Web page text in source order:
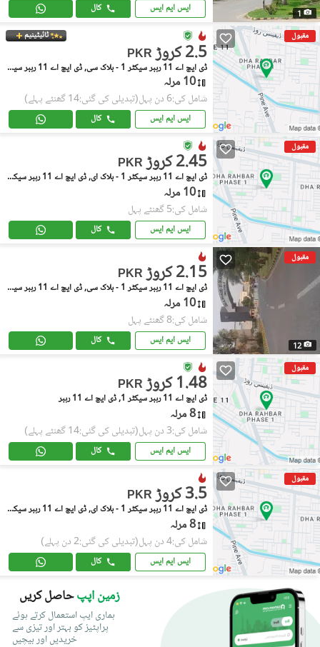
1 ایس ایم ایس کال
مقبول ٹائیٹینیم
PKR 2.5 کروڑ
ڈی ایچ اے 11 رہبر سیکٹر 1 - بلاک سی, ڈی ایچ اے 11 رہبر سیکٹر 1
10 مرلہ
شامل کی:6 دن پہل (تبدیلی کی گئی:14 گھنٹے پہلے)
ایس ایم ایس کال
مقبول
PKR 2.45 کروڑ
ڈی ایچ اے 11 رہبر سیکٹر 1 - بلاک ای, ڈی ایچ اے 11 رہبر سیکٹر 1
10 مرلہ
شامل کی:5 گھنٹے پہل
ایس ایم ایس کال
مقبول
12
PKR 2.15 کروڑ
ڈی ایچ اے 11 رہبر سیکٹر 1 - بلاک سی, ڈی ایچ اے 11 رہبر سیکٹر 1
10 مرلہ
شامل کی:8 گھنٹے پہل
ایس ایم ایس کال
مقبول
PKR 1.48 کروڑ
ڈی ایچ اے 11 رہبر سیکٹر 1, ڈی ایچ اے 11 رہبر
8 مرلہ
شامل کی:3 دن پہل (تبدیلی کی گئی:14 گھنٹے پہلے)
ایس ایم ایس کال
مقبول
PKR 3.5 کروڑ
ڈی ایچ اے 11 رہبر سیکٹر 1 - بلاک ای, ڈی ایچ اے 11 رہبر سیکٹر 1
8 مرلہ
شامل کی:4 دن پہل (تبدیلی کی گئی:2 دن پہلے)
ایس ایم ایس کال
زمین اپپحاصل کریں
ہماری ایپ استعمال کرتے ہوئے
پراپٹیز کو بہتر اور تیزی سے
خریدیں اور بیچیں